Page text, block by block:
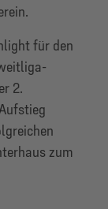
für den
2.
zum